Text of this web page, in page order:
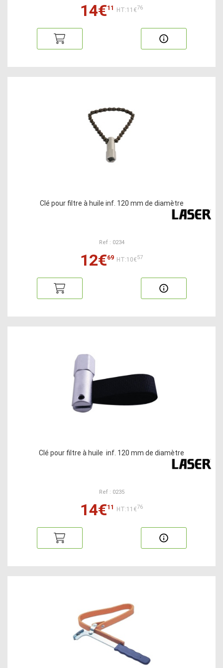
14€11 HT:11€76
Clé pour filtre à huile inf. 120 mm de diamètre
Ref : 0234
12€69 HT:10€57
Clé pour filtre à huile inf. 120 mm de diamètre
Ref : 0235
14€11 HT:11€76